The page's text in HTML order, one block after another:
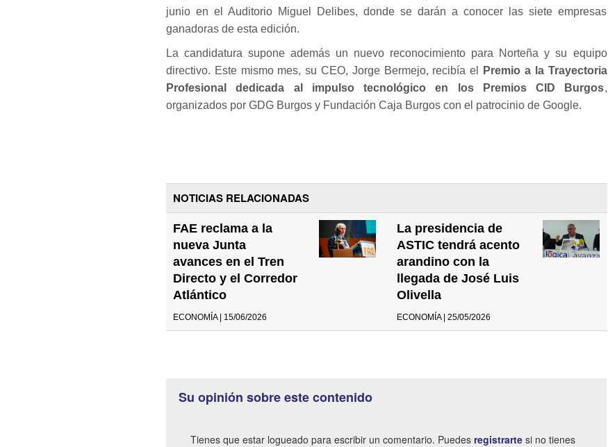
junio en el Auditorio Miguel Delibes, donde se darán a conocer las siete empresas
ganadoras de esta edición.
La candidatura supone además un nuevo reconocimiento para Norteña y su equipo
directivo. Este mismo mes, su CEO, Jorge Bermejo, recibía el
Premio a la Trayectoria
Profesional dedicada al impulso tecnológico en los Premios CID Burgos,
organizados por GDG Burgos y Fundación Caja Burgos con el patrocinio de Google.
NOTICIAS RELACIONADAS
FAE reclama a la
nueva Junta
avances en el Tren
Directo y el Corredor
Atlántico
ECONOMÍA | 15/06/2026
La presidencia de
ASTIC tendrá acento
arandino con la
llegada de José Luis
Olivella
ECONOMÍA | 25/05/2026
Su opinión sobre este contenido
Tienes que estar logueado para escribir un comentario. Puedes registrarte si no tienes